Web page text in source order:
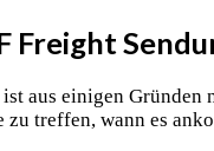
Freight
aus einigen
zu treffen, wann es